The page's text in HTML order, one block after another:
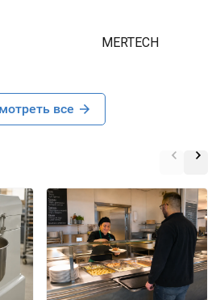
MERTECH
все